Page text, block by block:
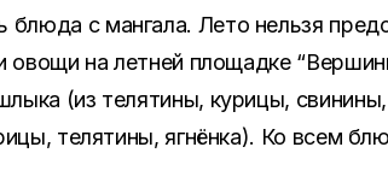
с мангала. Лето нельзя
овощи на летней площадке
(из телятины, курицы, свинины,
телятины, ягнёнка). Ко всем